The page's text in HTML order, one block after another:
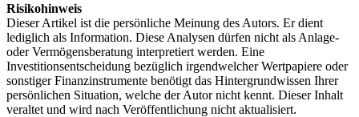
Risikohinweis
Dieser Artikel ist die persönliche Meinung des Autors. Er dient
lediglich als Information. Diese Analysen dürfen nicht als Anlage-
oder Vermögensberatung interpretiert werden. Eine
Investitionsentscheidung bezüglich irgendwelcher Wertpapiere oder
sonstiger Finanzinstrumente benötigt das Hintergrundwissen Ihrer
persönlichen Situation, welche der Autor nicht kennt. Dieser Inhalt
veraltet und wird nach Veröffentlichung nicht aktualisiert.